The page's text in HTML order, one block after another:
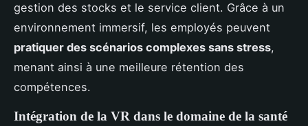
gestion des stocks et le service client. Grâce à un
environnement immersif, les employés peuvent
pratiquer des scénarios complexes sans stress,
menant ainsi à une meilleure rétention des
compétences.
Intégration de la VR dans le domaine de la santé